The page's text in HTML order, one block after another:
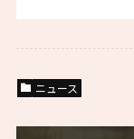
ニュース